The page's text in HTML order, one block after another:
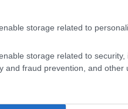
storage related to
storage related to security,
and fraud prevention, and other